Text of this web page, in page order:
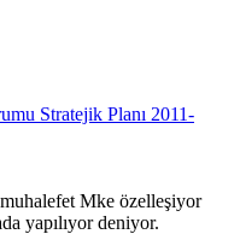
Stratejik Planı 2011-
Mke özelleşiyor
yapılıyor deniyor.